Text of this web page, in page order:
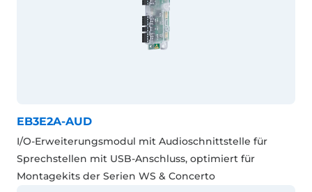
EB3E2A-AUD
I/O-Erweiterungsmodul mit Audioschnittstelle für
Sprechstellen mit USB-Anschluss, optimiert für
Montagekits der Serien WS & Concerto